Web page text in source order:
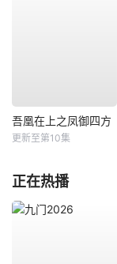
吾凰在上之凤御四方
更新至第10集
正在热播